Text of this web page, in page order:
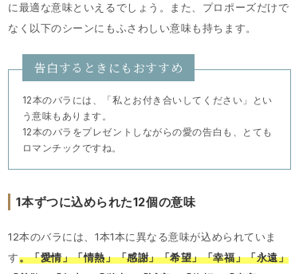
に最適な意味といえるでしょう。また、プロポーズだけで
なく以下のシーンにもふさわしい意味も持ちます。
告白するときにもおすすめ
12本のバラには、「私とお付き合いしてください」とい
う意味もあります。
12本のバラをプレゼントしながらの愛の告白も、とても
ロマンチックですね。
1本ずつに込められた12個の意味
12本のバラには、1本1本に異なる意味が込められていま
す。「愛情」「情熱」「感謝」「希望」「幸福」「永遠」